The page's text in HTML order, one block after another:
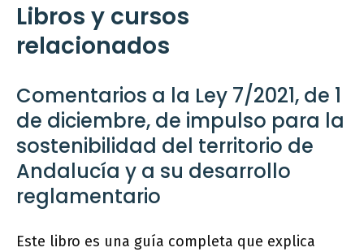
Libros y cursos
relacionados
Comentarios a la Ley 7/2021, de 1
de diciembre, de impulso para la
sostenibilidad del territorio de
Andalucía y a su desarrollo
reglamentario
Este libro es una guía completa que explica